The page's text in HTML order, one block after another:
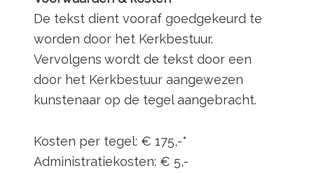
De tekst dient vooraf goedgekeurd te
worden door het Kerkbestuur.
Vervolgens wordt de tekst door een
door het Kerkbestuur aangewezen
kunstenaar op de tegel aangebracht.
Kosten per tegel: € 175,-*
Administratiekosten: € 5,-